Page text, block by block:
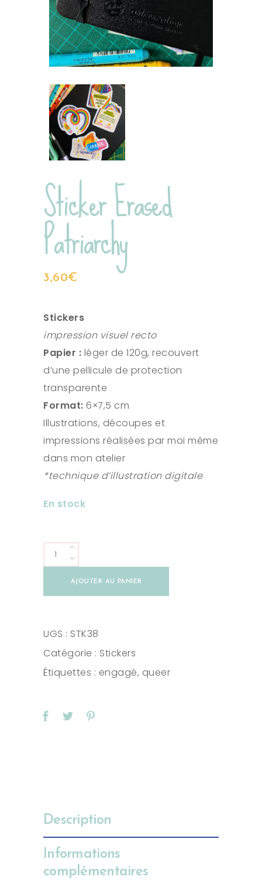
Sticker Erased
Patriarchy
3,60€
Stickers
impression visuel recto
Papier : léger de 120g, recouvert
d’une pellicule de protection
transparente
Format: 6×7,5 cm
Illustrations, découpes et
impressions réalisées par moi même
dans mon atelier
*technique d’illustration digitale
En stock
Sticker
Erased
PatriarchyAJOUTER AU PANIER
UGS : STK38
Catégorie : Stickers
Étiquettes : engagé, queer
Description
Informations
complémentaires